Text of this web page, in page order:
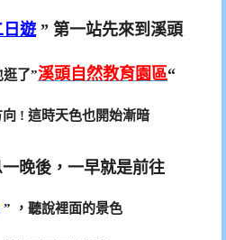
日遊” 第一站先來到溪頭
逛了”溪頭自然教育園區“
! 這時天色也開始漸暗
晚後，一早就是前往
” ，聽說裡面的景色